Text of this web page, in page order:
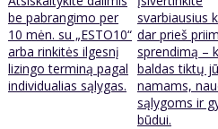
be pabrangimo per
10 mėn. su „ESTO10“
arba rinkitės ilgesnį
lizingo terminą pagal
individualias sąlygas.
svarbiausius
dar prieš
sprendimą –
baldas tiktų
namams,
sąlygoms ir
būdui.